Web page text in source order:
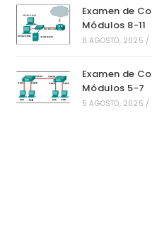
Examen de
Módulos 8-11
8 AGOSTO, 2025 /
Examen de
Módulos 5-7
5 AGOSTO, 2025 /